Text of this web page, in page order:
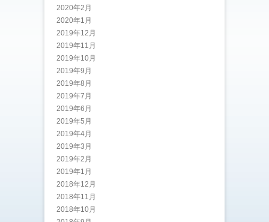
2020年2月
2020年1月
2019年12月
2019年11月
2019年10月
2019年9月
2019年8月
2019年7月
2019年6月
2019年5月
2019年4月
2019年3月
2019年2月
2019年1月
2018年12月
2018年11月
2018年10月